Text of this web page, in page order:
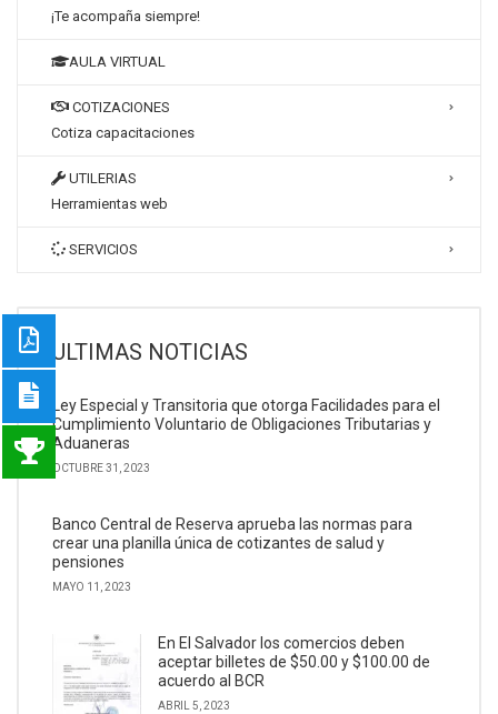
¡Te acompaña siempre!
AULA VIRTUAL
COTIZACIONES
Cotiza capacitaciones
UTILERIAS
Herramientas web
SERVICIOS
ULTIMAS NOTICIAS
Ley Especial y Transitoria que otorga Facilidades para el
Cumplimiento Voluntario de Obligaciones Tributarias y
Aduaneras
OCTUBRE 31, 2023
Banco Central de Reserva aprueba las normas para
crear una planilla única de cotizantes de salud y
pensiones
MAYO 11, 2023
En El Salvador los comercios deben
aceptar billetes de $50.00 y $100.00 de
acuerdo al BCR
ABRIL 5, 2023